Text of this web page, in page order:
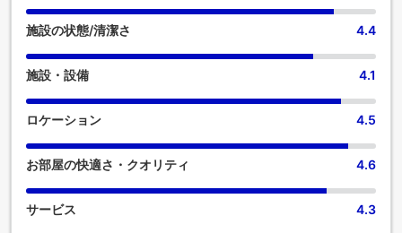
ルビーイングのため、喫煙は決められた区域のみに制限され
ています。 ソフィッテル リオン ベルクール ホテルでは、快
室をご用意しています。 より楽しい滞在のために、当宿泊施
設の一部の客室にはエアコンまたはリネンサービスを備えて
います。一部の客室では、ビデオストリーミング、新聞、テ
レビなどのアミューズメントをお楽しみいただけます。コー
な部屋もあるのでご安心ください。ソフィッテル リオン ベル
クール ホテルの特定の客室では、バスルームにバスローブ、
タオル、ドライヤーをご用意しております。 ソフィッテル リ
オン ベルクール ホテルでは、敷地内で朝食をお召し上がりい
施設の状態/清潔さ 4.4
施設・設備 4.1
ロケーション 4.5
お部屋の快適さ・クオリティ 4.6
サービス 4.3